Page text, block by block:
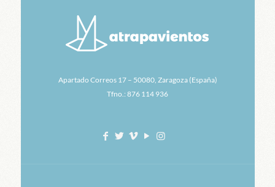
Apartado Correos 17 – 50080, Zaragoza (España)
Tfno.: 876 114 936